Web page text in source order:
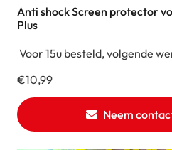
Anti shock Screen protector
Plus
Voor 15u besteld, volgende
€10,99
Neem